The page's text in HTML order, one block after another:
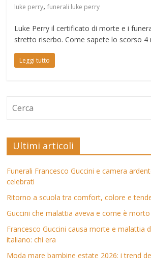
luke perry,funerali luke perry
Luke Perry il certificato di morte e i
stretto riserbo. Come sapete lo scorso 4
Leggi tutto
Ultimi articoli
Funerali Francesco Guccini e camera
celebrati
Ritorno a scuola tra comfort, colore e
Guccini che malattia aveva e come è
Francesco Guccini causa morte e malattia
italiano: chi era
Moda mare bambine estate 2026: i trend